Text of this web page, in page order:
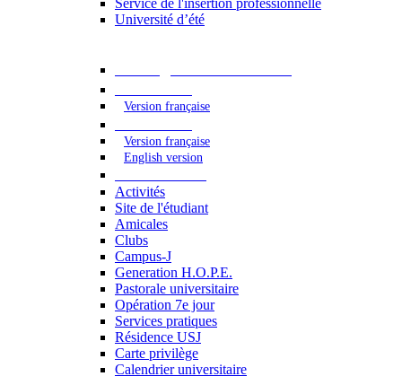
Service de l'insertion professionnelle
Université d’été
Version française
Version française
English version
Activités
Site de l'étudiant
Amicales
Clubs
Campus-J
Generation H.O.P.E.
Pastorale universitaire
Opération 7e jour
Services pratiques
Résidence USJ
Carte privilège
Calendrier universitaire